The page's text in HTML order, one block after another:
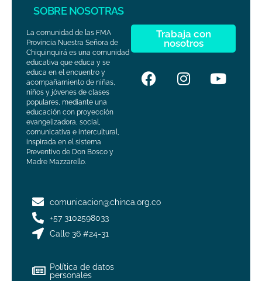
SOBRE NOSOTRAS
La comunidad de las FMA
Provincia Nuestra Señora de
Chiquinquirá es una comunidad
educativa que educa y se
educa en el encuentro y
acompañamiento de niñas,
niños y jóvenes de clases
populares, mediante una
educación con proyección
evangelizadora, social,
comunicativa e intercultural,
inspirada en el sistema
Preventivo de Don Bosco y
Madre Mazzarello.
Trabaja con
nosotros
comunicacion@chinca.org.co
+57 3102598033
Calle 36 #24-31
Política de datos
personales